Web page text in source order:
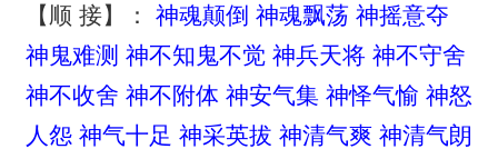
【顺 接】： 神魂颠倒 神魂飘荡 神摇意夺
神鬼难测 神不知鬼不觉 神兵天将 神不守舍
神不收舍 神不附体 神安气集 神怿气愉 神怒
人怨 神气十足 神采英拔 神清气爽 神清气朗